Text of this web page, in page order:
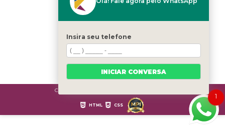
PORTFÓLIO
DÚVIDAS FREQUENTES
CATEGORIAS
MAPA DO SITE
Copyright © Cravestak. (Lei 9610 de 19/02/1998)
HTML CSS
1
Insira seu telefone
INICIAR CONVERSA